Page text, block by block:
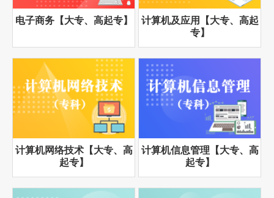
电子商务【大专、高起专】
计算机及应用【大专、高起
专】
计算机网络技术【大专、高
起专】
计算机信息管理【大专、高
起专】